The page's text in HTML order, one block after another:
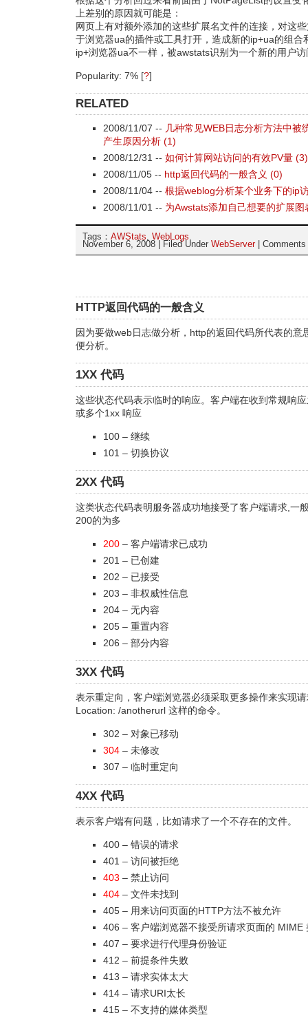
上差别的原因就可能是：
网页上有对额外添加的这些扩展名文件的连接，对这
于浏览器ua的插件或工具打开，造成新的ip+ua的组合
ip+浏览器ua不一样，被awstats识别为一个新的用户访
Popularity: 7% [?]
RELATED
2008/11/07 -- 几种常见WEB日志分析方法中被
产生原因分析 (1)
2008/12/31 -- 如何计算网站访问的有效PV量 (3)
2008/11/05 -- http返回代码的一般含义 (0)
2008/11/04 -- 根据weblog分析某个业务下的ip
2008/11/01 -- 为Awstats添加自己想要的扩展图
Tags： AWStats, WebLogs.
November 6, 2008 | Filed Under WebServer|
HTTP返回代码的一般含义
因为要做web日志做分析，http的返回代码所代表的意
便分析。
1XX 代码
这些状态代码表示临时的响应。客户端在收到常规响
或多个1xx 响应
100 – 继续
101 – 切换协议
2XX 代码
这类状态代码表明服务器成功地接受了客户端请求,一
200的为多
200 – 客户端请求已成功
201 – 已创建
202 – 已接受
203 – 非权威性信息
204 – 无内容
205 – 重置内容
206 – 部分内容
3XX 代码
表示重定向，客户端浏览器必须采取更多操作来实现
Location: /anotherurl 这样的命令。
302 – 对象已移动
304 – 未修改
307 – 临时重定向
4XX 代码
表示客户端有问题，比如请求了一个不存在的文件。
400 – 错误的请求
401 – 访问被拒绝
403 – 禁止访问
404 – 文件未找到
405 – 用来访问页面的HTTP方法不被允许
406 – 客户端浏览器不接受所请求页面的 MIME
407 – 要求进行代理身份验证
412 – 前提条件失败
413 – 请求实体太大
414 – 请求URI太长
415 – 不支持的媒体类型